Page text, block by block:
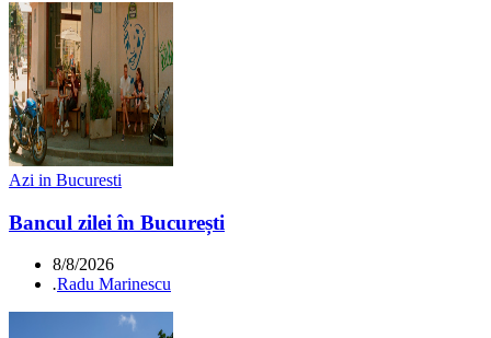
Azi in Bucuresti
Bancul zilei în București
8/8/2026
.Radu Marinescu